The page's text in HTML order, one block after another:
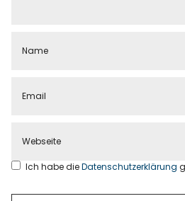
Ich habe dieDatenschutzerklärung